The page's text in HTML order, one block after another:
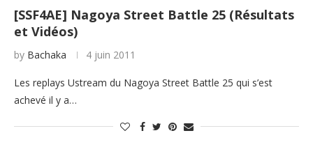
[SSF4AE] Nagoya Street Battle 25 (Résultats
et Vidéos)
by Bachaka 4 juin 2011
Les replays Ustream du Nagoya Street Battle 25 qui s’est
achevé il y a…